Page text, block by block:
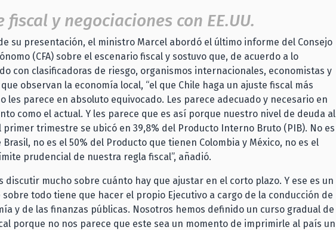
fiscal y negociaciones con EE.UU.
su presentación, el ministro Marcel abordó el último informe del Consejo
(CFA) sobre el escenario fiscal y sostuvo que, de acuerdo a lo
con clasificadoras de riesgo, organismos internacionales, economistas y
observan la economía local, “el que Chile haga un ajuste fiscal más
les parece en absoluto equivocado. Les parece adecuado y necesario en
como el actual. Y les parece que es así porque nuestro nivel de deuda al
primer trimestre se ubicó en 39,8% del Producto Interno Bruto (PIB). No es
Brasil, no es el 50% del Producto que tienen Colombia y México, no es el
prudencial de nuestra regla fiscal”, añadió.
discutir mucho sobre cuánto hay que ajustar en el corto plazo. Y ese es un
sobre todo tiene que hacer el propio Ejecutivo a cargo de la conducción de
y de las finanzas públicas. Nosotros hemos definido un curso gradual de
porque no nos parece que este sea un momento de imprimirle al país un